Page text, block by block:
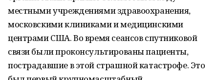
местными учреждениями здравоохранения,
московскими клиниками и медицинскими
центрами США. Во время сеансов спутниковой
связи были проконсультированы пациенты,
пострадавшие в этой страшной катастрофе. Это